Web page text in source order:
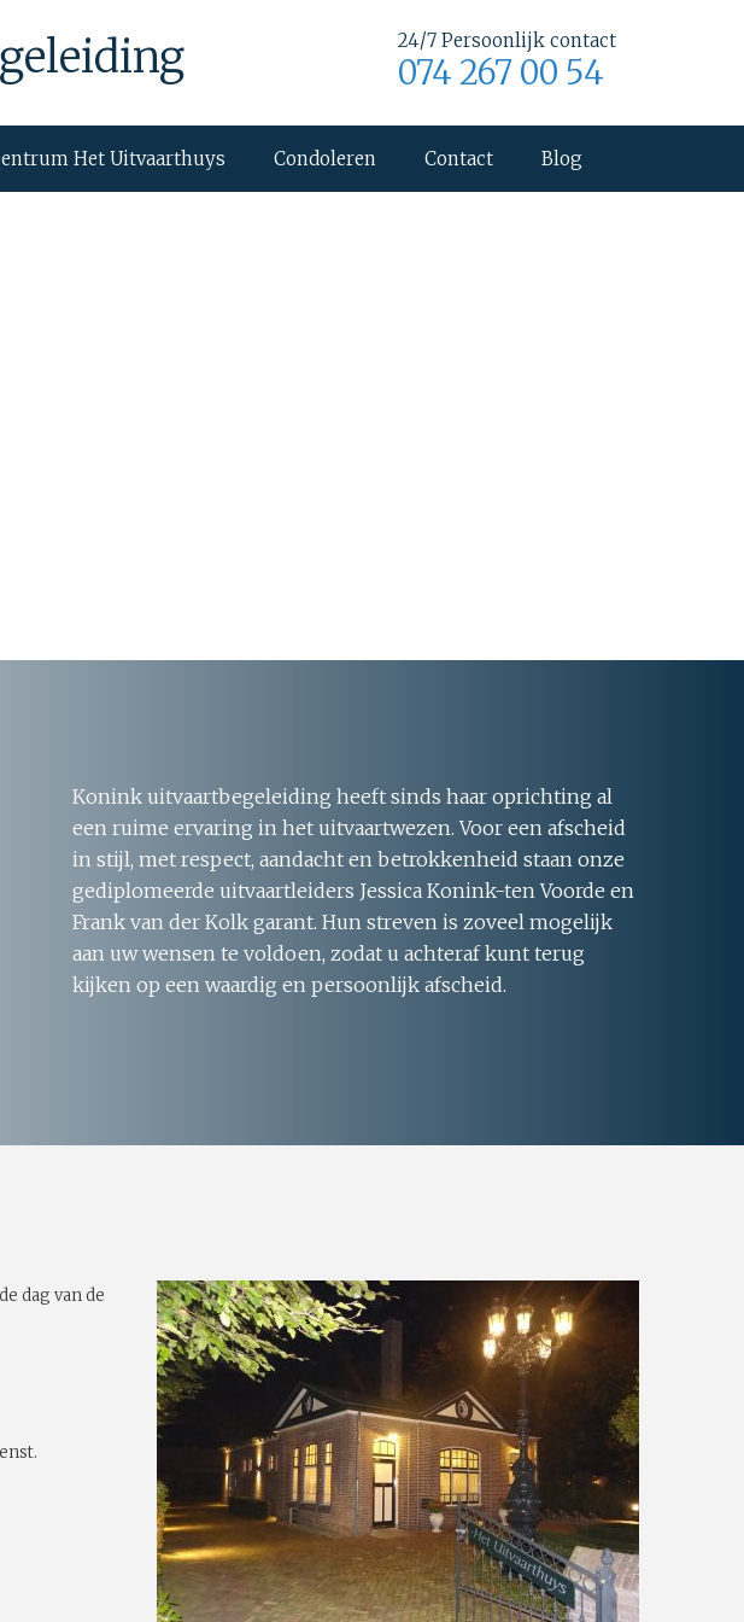
24/7 Persoonlijk contact
074 267 00 54
Het Uitvaarthuys Condoleren Contact Blog
Konink uitvaartbegeleiding heeft sinds haar oprichting al
een ruime ervaring in het uitvaartwezen. Voor een afscheid
in stijl, met respect, aandacht en betrokkenheid staan onze
gediplomeerde uitvaartleiders Jessica Konink-ten Voorde en
Frank van der Kolk garant. Hun streven is zoveel mogelijk
aan uw wensen te voldoen, zodat u achteraf kunt terug
kijken op een waardig en persoonlijk afscheid.
dag van de